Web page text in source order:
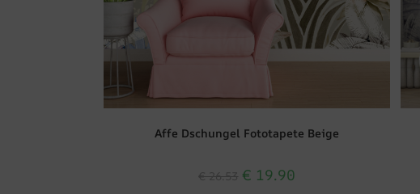
Affe Dschungel Fototapete Beige
€ 19.90